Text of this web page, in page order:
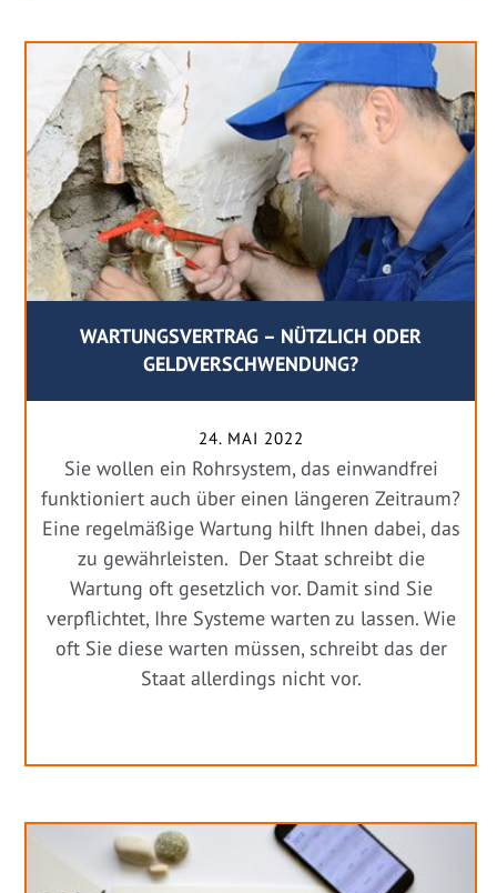
WARTUNGSVERTRAG – NÜTZLICH ODER
GELDVERSCHWENDUNG?
24. MAI 2022
Sie wollen ein Rohrsystem, das einwandfrei
funktioniert auch über einen längeren Zeitraum?
Eine regelmäßige Wartung hilft Ihnen dabei, das
zu gewährleisten. Der Staat schreibt die
Wartung oft gesetzlich vor. Damit sind Sie
verpflichtet, Ihre Systeme warten zu lassen. Wie
oft Sie diese warten müssen, schreibt das der
Staat allerdings nicht vor.